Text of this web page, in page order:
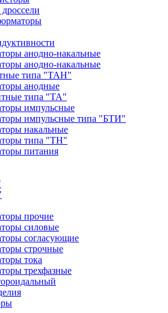
анодно-накальные
анодно-накальные
типа "ТАН"
анодные
типа "ТА"
импульсные
импульсные типа "БТИ"
накальные
типа "ТН"
питания
прочие
силовые
согласующие
строчные
тока
трехфазные